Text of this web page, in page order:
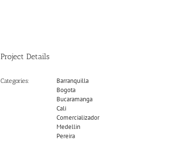
Project Details
Categories:
Barranquilla
Bogota
Bucaramanga
Cali
Comercializador
Medellin
Pereira